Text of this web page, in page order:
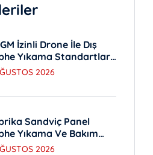
İzinli Drone İle Dış
Yıkama Standartları
2026
Sandviç Panel
Yıkama Ve Bakım
2026